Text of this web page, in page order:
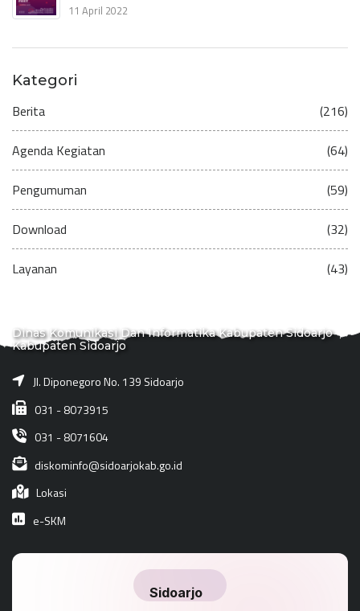
11 April 2022
Kategori
Berita (216)
Agenda Kegiatan (64)
Pengumuman (59)
Download (32)
Layanan (43)
Dinas Komunikasi Dan Informatika Kabupaten Sidoarjo
Kabupaten Sidoarjo
Jl. Diponegoro No. 139 Sidoarjo
031 - 8073915
031 - 8071604
diskominfo@sidoarjokab.go.id
Lokasi
e-SKM